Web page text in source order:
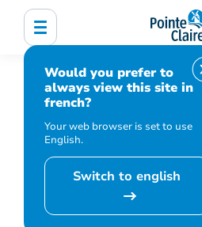
Would you prefer to
always view this site in
french?
Your web browser is set to use
English.
Switch to english
Accueil
Bibliothèque, culture,
Programmation et inscription
et activités
Conversation en
Cet